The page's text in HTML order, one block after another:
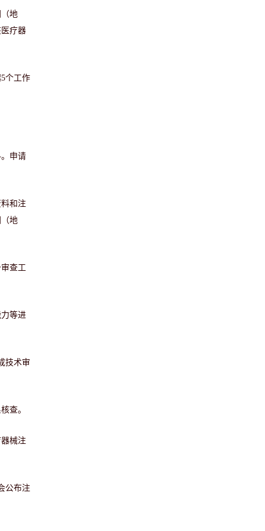
地
疗器
个工作
申请
和注
地
查工
等进
技术审
查。
械注
公布注